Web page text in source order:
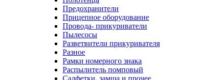
Предохранители
Прицепное оборудование
Провода- прикуриватели
Пылесосы
Разветвители прикуривателя
Разное
Рамки номерного знака
Распылитель помповый
Салфетки, замша и прочее